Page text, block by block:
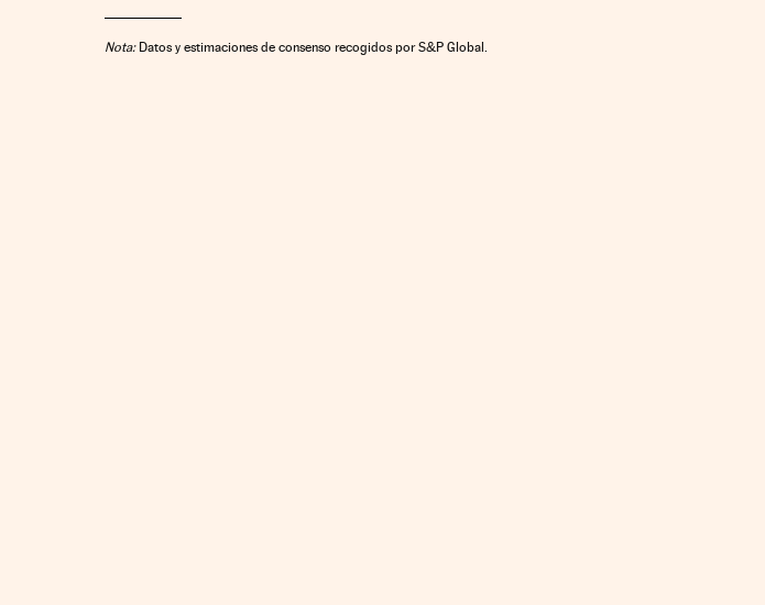
Nota:Datos y estimaciones de consenso recogidos por S&P Global.